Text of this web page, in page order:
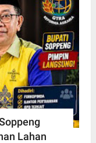
Lahan